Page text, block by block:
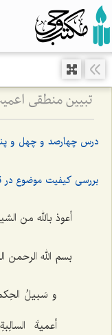
درس چهارصد و چهل و
بررسی کیفیت موضوع در
أعوذ بالله من
بسم الله الرحمن
و سَبیلُ
أعمیةَ